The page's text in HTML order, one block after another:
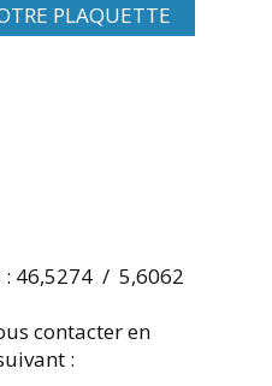
PLAQUETTE
: 46,5274 / 5,6062
contacter en
: